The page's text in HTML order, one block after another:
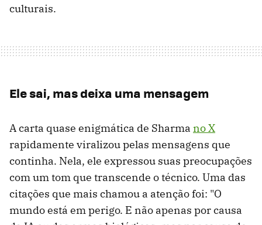
culturais.
Ele sai, mas deixa uma mensagem
A carta quase enigmática de Sharma no X
rapidamente viralizou pelas mensagens que
continha. Nela, ele expressou suas preocupações
com um tom que transcende o técnico. Uma das
citações que mais chamou a atenção foi: "O
mundo está em perigo. E não apenas por causa